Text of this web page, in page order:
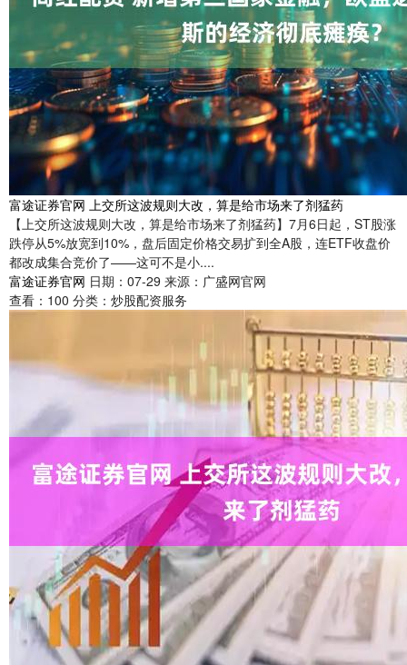
富途证券官网 上交所这波规则大改，算是给市场来了剂猛药
【上交所这波规则大改，算是给市场来了剂猛药】7月6日起，ST股涨
跌停从5%放宽到10%，盘后固定价格交易扩到全A股，连ETF收盘价
都改成集合竞价了——这可不是小....
富途证券官网 日期：07-29 来源：广盛网官网
查看： 100 分类： 炒股配资服务